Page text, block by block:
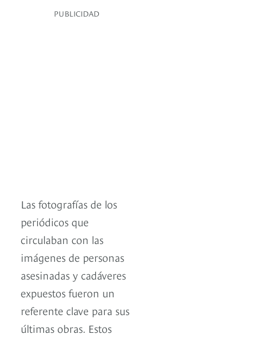
PUBLICIDAD
Las fotografías de los
periódicos que
circulaban con las
imágenes de personas
asesinadas y cadáveres
expuestos fueron un
referente clave para sus
últimas obras. Estos